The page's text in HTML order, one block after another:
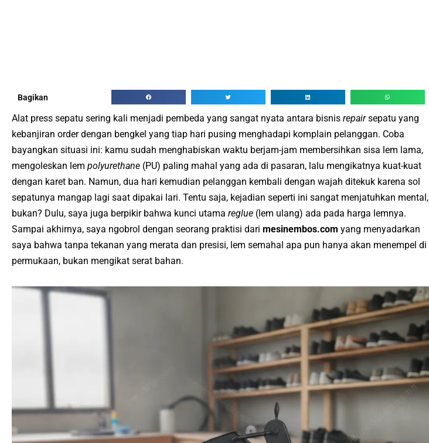
Bagikan
Alat press sepatu sering kali menjadi pembeda yang sangat nyata antara bisnis repairsepatu yang
kebanjiran order dengan bengkel yang tiap hari pusing menghadapi komplain pelanggan. Coba
bayangkan situasi ini: kamu sudah menghabiskan waktu berjam-jam membersihkan sisa lem lama,
mengoleskan lem polyurethane (PU) paling mahal yang ada di pasaran, lalu mengikatnya kuat-kuat
dengan karet ban. Namun, dua hari kemudian pelanggan kembali dengan wajah ditekuk karena sol
sepatunya mangap lagi saat dipakai lari. Tentu saja, kejadian seperti ini sangat menjatuhkan mental,
bukan? Dulu, saya juga berpikir bahwa kunci utama reglue (lem ulang) ada pada harga lemnya.
Sampai akhirnya, saya ngobrol dengan seorang praktisi dari mesinembos.com yang menyadarkan
saya bahwa tanpa tekanan yang merata dan presisi, lem semahal apa pun hanya akan menempel di
permukaan, bukan mengikat serat bahan.